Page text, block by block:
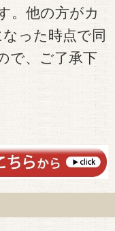
。他の方がカ
った時点で同
で、ご了承下